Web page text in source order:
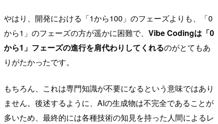
やはり、開発における「1から100」のフェーズよりも、「0
から1」のフェーズの方が遥かに困難で、 Vibe Codingは「0
から1」フェーズの進行を肩代わりしてくれるのがとてもあ
りがたかったです。
もちろん、これは専門知識が不要になるという意味ではあり
ません。後述するように、AIの生成物は不完全であることが
多いため、最終的には各種技術の知見を持った人間によるレ